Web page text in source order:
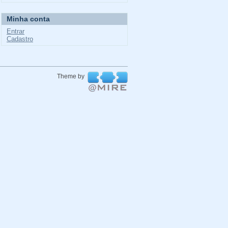
Minha conta
Entrar
Cadastro
Theme by